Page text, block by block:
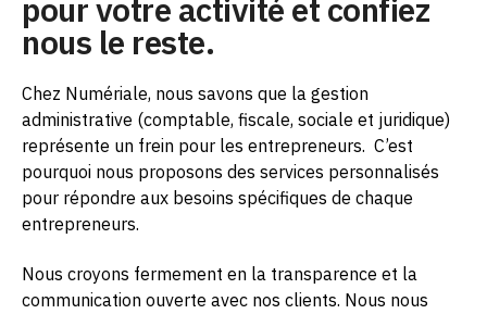
pour votre activité et confiez
nous le reste.
Chez Numériale, nous savons que la gestion
administrative (comptable, fiscale, sociale et juridique)
représente un frein pour les entrepreneurs. C’est
pourquoi nous proposons des services personnalisés
pour répondre aux besoins spécifiques de chaque
entrepreneurs.
Nous croyons fermement en la transparence et la
communication ouverte avec nos clients. Nous nous